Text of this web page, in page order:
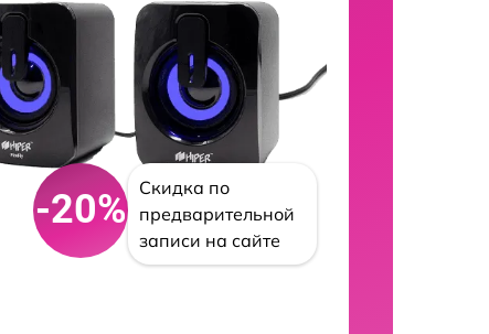
-20%
Скидка по
предварительной
записи на сайте